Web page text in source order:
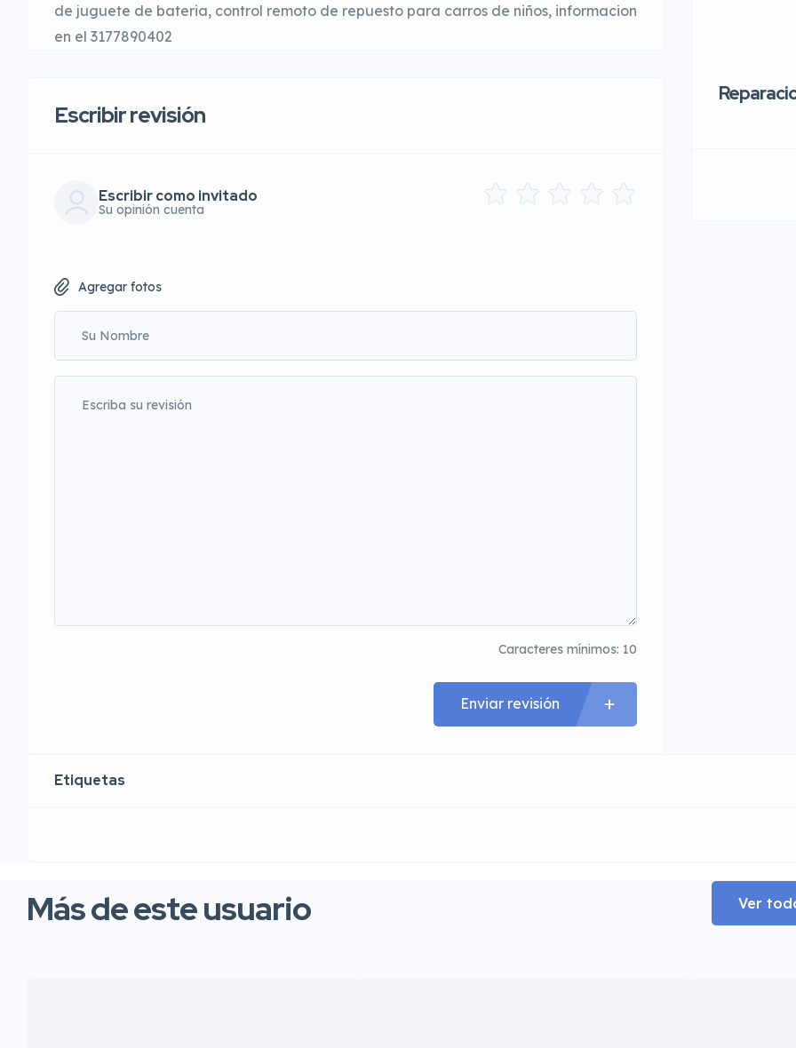
de juguete de bateria, control remoto de repuesto para carros de niños, informacion
en el 3177890402
Escribir revisión
Escribir como invitado
Su opinión cuenta
Agregar fotos
Caracteres mínimos: 10
Enviar revisión
Etiquetas
Más de este usuario Ver